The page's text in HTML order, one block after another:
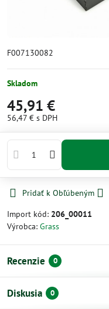
F007130082
Skladom
45,91 €
56,47 € s DPH
Pridať k Obľúbeným
Import kód: 206_00011
Výrobca: Grass
Recenzie 0
Diskusia 0